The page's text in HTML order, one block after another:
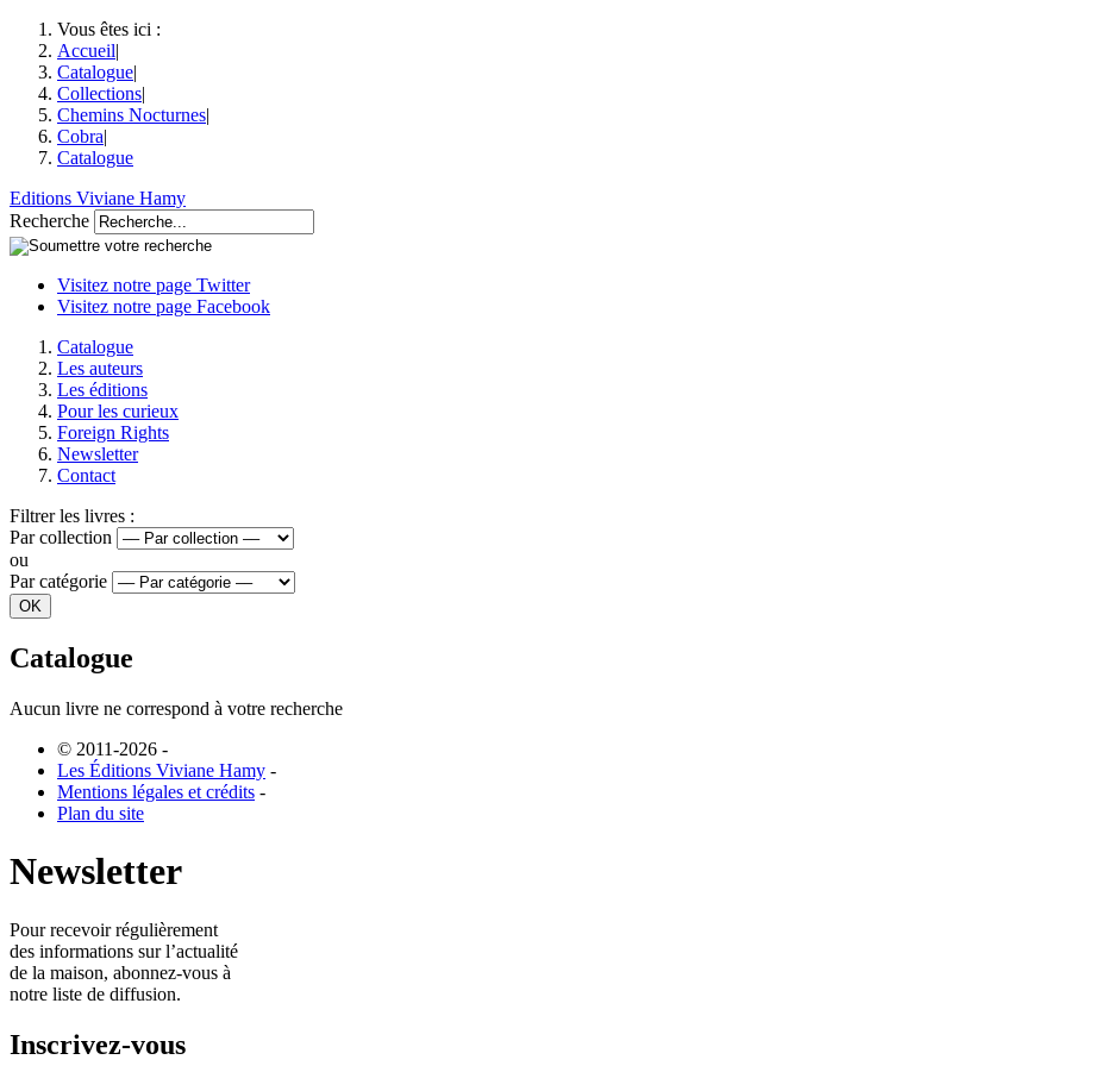
Vous êtes ici :
Accueil|
Catalogue|
Collections|
Chemins Nocturnes|
Cobra|
Catalogue
Editions Viviane Hamy
Recherche
Visitez notre page Twitter
Visitez notre page Facebook
Catalogue
Les auteurs
Les éditions
Pour les curieux
Foreign Rights
Newsletter
Contact
Filtrer les livres :
Par collection
ou
Par catégorie
Catalogue
Aucun livre ne correspond à votre recherche
© 2011-2026 -
Les Éditions Viviane Hamy -
Mentions légales et crédits -
Plan du site
Newsletter
Pour recevoir régulièrement
des informations sur l’actualité
de la maison, abonnez-vous à
notre liste de diffusion.
Inscrivez-vous